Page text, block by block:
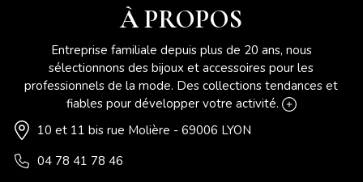
À PROPOS
Entreprise familiale depuis plus de 20 ans, nous
sélectionnons des bijoux et accessoires pour les
professionnels de la mode. Des collections tendances et
fiables pour développer votre activité.
10 et 11 bis rue Molière - 69006 LYON
04 78 41 78 46